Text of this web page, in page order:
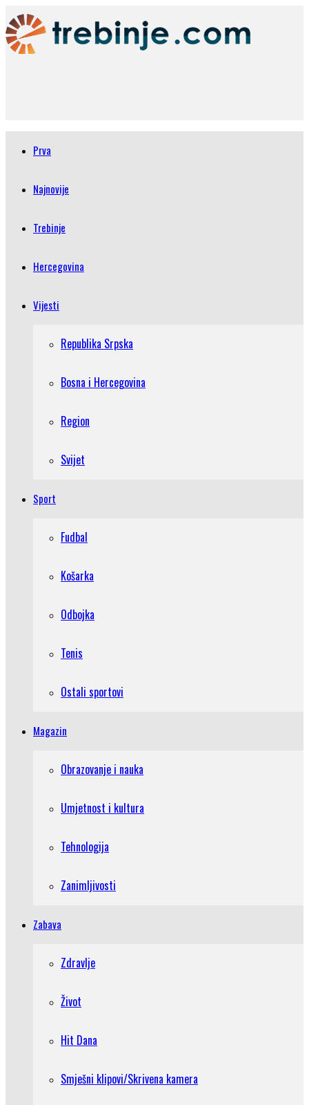
Prva
Najnovije
Trebinje
Hercegovina
Vijesti
Republika Srpska
Bosna i Hercegovina
Region
Svijet
Sport
Fudbal
Košarka
Odbojka
Tenis
Ostali sportovi
Magazin
Obrazovanje i nauka
Umjetnost i kultura
Tehnologija
Zanimljivosti
Zabava
Zdravlje
Život
Hit Dana
Smješni klipovi/Skrivena kamera